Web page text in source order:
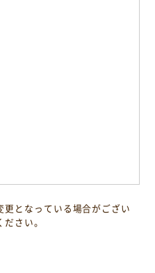
となっている場合がござい
さい。